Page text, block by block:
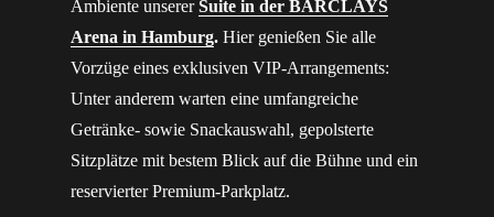
Ambiente unsererSuite in der BARCLAYS
Arena in Hamburg. Hier genießen Sie alle
Vorzüge eines exklusiven VIP-Arrangements:
Unter anderem warten eine umfangreiche
Getränke- sowie Snackauswahl, gepolsterte
Sitzplätze mit bestem Blick auf die Bühne und ein
reservierter Premium-Parkplatz.